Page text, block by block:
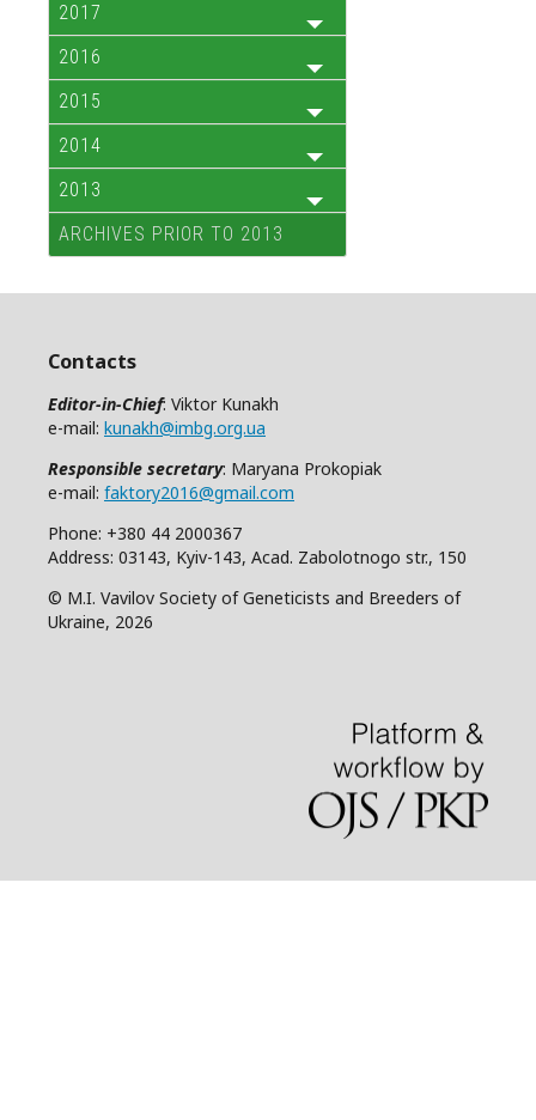
2017
2016
2015
2014
2013
ARCHIVES PRIOR TO 2013
Contacts
Editor-in-Chief: Viktor Kunakh
e-mail: kunakh@imbg.org.ua
Responsible secretary: Maryana Prokopiak
e-mail: faktory2016@gmail.com
Phone: +380 44 2000367
Address: 03143, Kyiv-143, Acad. Zabolotnogo str., 150
© M.I. Vavilov Society of Geneticists and Breeders of
Ukraine, 2026